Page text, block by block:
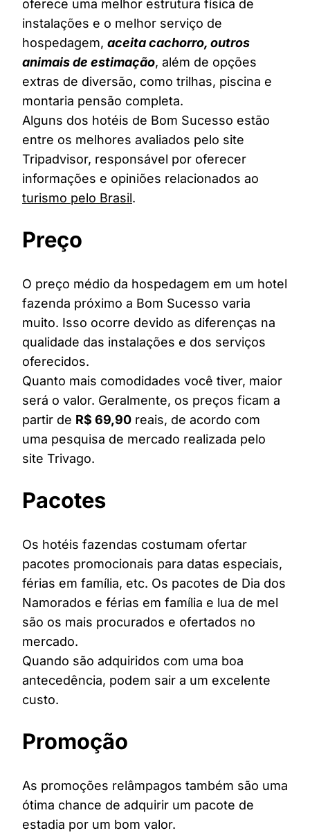
oferece uma melhor estrutura física de
instalações e o melhor serviço de
hospedagem, aceita cachorro, outros
animais de estimação, além de opções
extras de diversão, como trilhas, piscina e
montaria pensão completa.
Alguns dos hotéis de Bom Sucesso estão
entre os melhores avaliados pelo site
Tripadvisor, responsável por oferecer
informações e opiniões relacionados ao
turismo pelo Brasil.
Preço
O preço médio da hospedagem em um hotel
fazenda próximo a Bom Sucesso varia
muito. Isso ocorre devido as diferenças na
qualidade das instalações e dos serviços
oferecidos.
Quanto mais comodidades você tiver, maior
será o valor. Geralmente, os preços ficam a
partir de R$ 69,90 reais, de acordo com
uma pesquisa de mercado realizada pelo
site Trivago.
Pacotes
Os hotéis fazendas costumam ofertar
pacotes promocionais para datas especiais,
férias em família, etc. Os pacotes de Dia dos
Namorados e férias em família e lua de mel
são os mais procurados e ofertados no
mercado.
Quando são adquiridos com uma boa
antecedência, podem sair a um excelente
custo.
Promoção
As promoções relâmpagos também são uma
ótima chance de adquirir um pacote de
estadia por um bom valor.